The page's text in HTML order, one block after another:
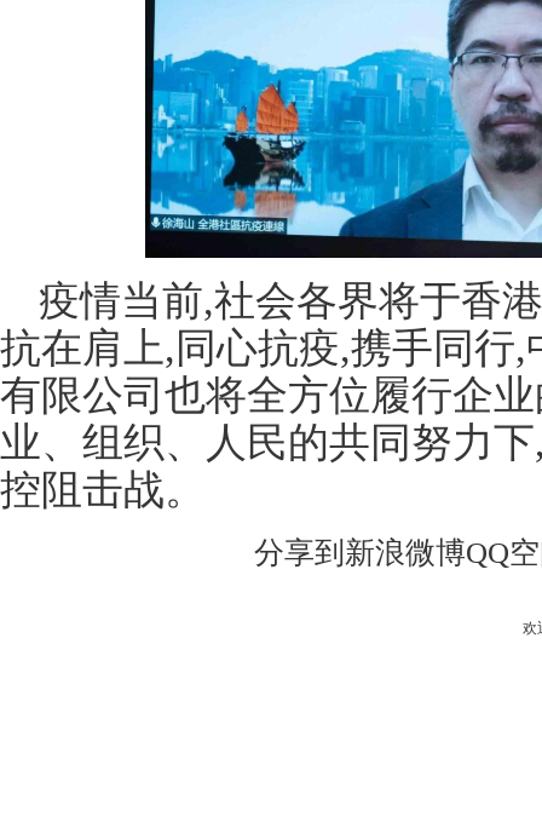
疫情当前,社会各界将于香
抗在肩上,同心抗疫,携手同行
有限公司也将全方位履行企
业、组织、人民的共同努力
控阻击战。
分享到 新浪微博QQ
欢